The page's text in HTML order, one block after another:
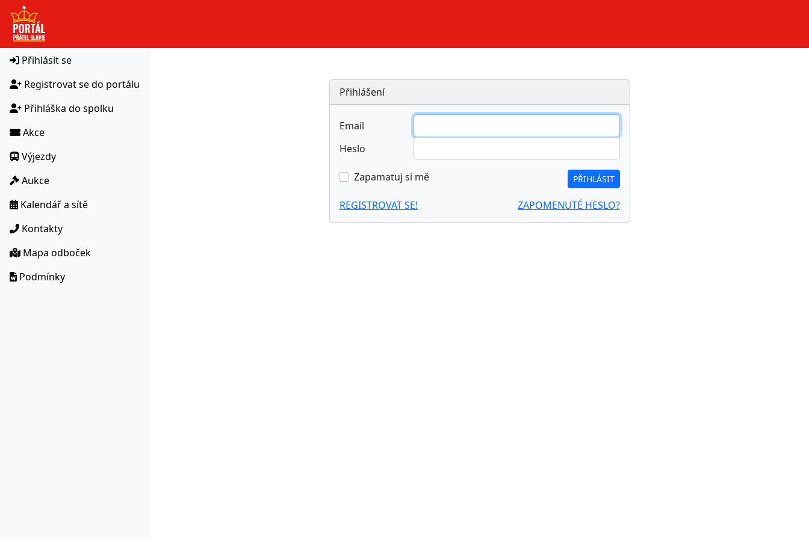
HTTPS
Přihlásit se
Registrovat se do portálu
Přihláška do spolku
Akce
Výjezdy
Aukce
Kalendář a sítě
Kontakty
Mapa odboček
Podmínky
Přihlášení
Email
Heslo
Zapamatuj si mě PŘIHLÁSIT
REGISTROVAT SE! ZAPOMENUTÉ HESLO?